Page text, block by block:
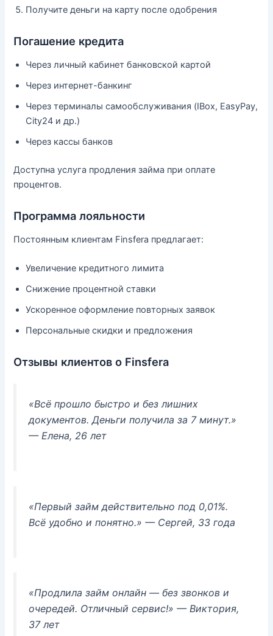
Получите деньги на карту после одобрения
Погашение кредита
Через личный кабинет банковской картой
Через интернет-банкинг
Через терминалы самообслуживания (IBox, EasyPay,
City24 и др.)
Через кассы банков
Доступна услуга продления займа при оплате
процентов.
Программа лояльности
Постоянным клиентам Finsfera предлагает:
Увеличение кредитного лимита
Снижение процентной ставки
Ускоренное оформление повторных заявок
Персональные скидки и предложения
Отзывы клиентов о Finsfera
«Всё прошло быстро и без лишних
документов. Деньги получила за 7 минут.»
— Елена, 26 лет
«Первый займ действительно под 0,01%.
Всё удобно и понятно.» — Сергей, 33 года
«Продлила займ онлайн — без звонков и
очередей. Отличный сервис!» — Виктория,
37 лет